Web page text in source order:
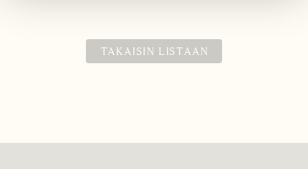
TAKAISIN LISTAAN